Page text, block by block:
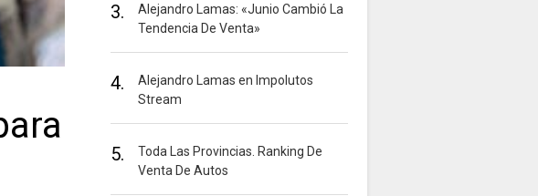
3.
Alejandro Lamas: «Junio Cambió La
Tendencia De Venta»
4.
Alejandro Lamas en Impolutos
Stream
5.
Toda Las Provincias. Ranking De
Venta De Autos